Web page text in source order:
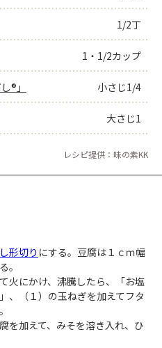
1/2丁
1・1/2カップ
®」 小さじ1/4
大さじ1
レシピ提供：味の素KK
形切り にする。豆腐は１ｃｍ幅
。
火にかけ、沸騰したら、「お塩
、（１）の玉ねぎを加えてフタ
を加えて、みそを溶き入れ、ひ